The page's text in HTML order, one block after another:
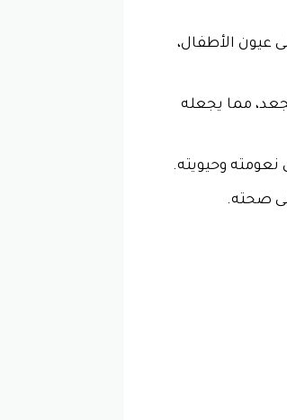
عيون الأطفال،
مما يجعله
وحيويته.
صحته.